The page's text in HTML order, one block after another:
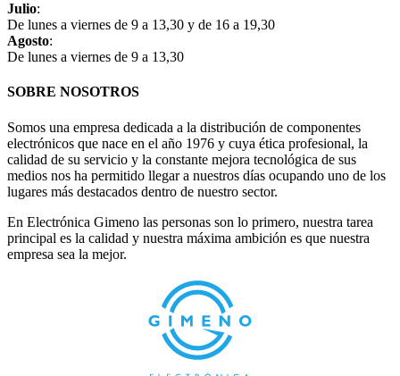
Julio:
De lunes a viernes de 9 a 13,30 y de 16 a 19,30
Agosto:
De lunes a viernes de 9 a 13,30
SOBRE NOSOTROS
Somos una empresa dedicada a la distribución de componentes
electrónicos que nace en el año 1976 y cuya ética profesional, la
calidad de su servicio y la constante mejora tecnológica de sus
medios nos ha permitido llegar a nuestros días ocupando uno de los
lugares más destacados dentro de nuestro sector.
En Electrónica Gimeno las personas son lo primero, nuestra tarea
principal es la calidad y nuestra máxima ambición es que nuestra
empresa sea la mejor.